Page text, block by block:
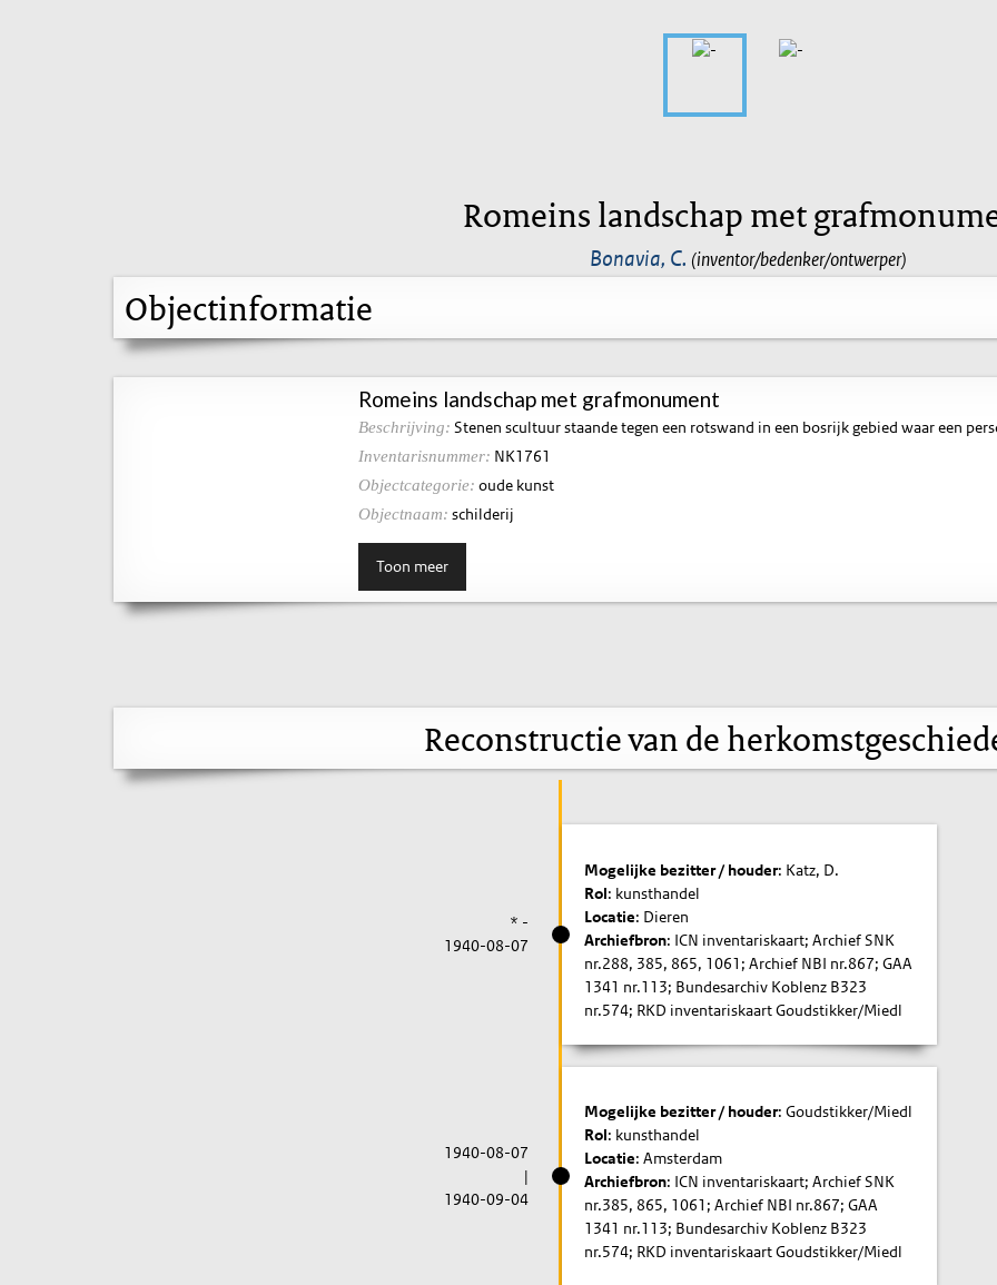
Romeins landschap met
Bonavia, C. (inventor/bedenker/ontwerper)
Objectinformatie
Romeins landschap met grafmonument
Beschrijving: Stenen scultuur staande tegen een rotswand in een bosrijk gebied waar een
Inventarisnummer: NK1761
Objectcategorie: oude kunst
Objectnaam: schilderij
Toon meer
Reconstructie van de
* -
1940-08-07
Mogelijke bezitter / houder: Katz, D.
Rol: kunsthandel
Locatie: Dieren
Archiefbron: ICN inventariskaart; Archief SNK
nr.288, 385, 865, 1061; Archief NBI nr.867; GAA
1341 nr.113; Bundesarchiv Koblenz B323
nr.574; RKD inventariskaart Goudstikker/Miedl
1940-08-07
|
1940-09-04
Mogelijke bezitter / houder: Goudstikker/Miedl
Rol: kunsthandel
Locatie: Amsterdam
Archiefbron: ICN inventariskaart; Archief SNK
nr.385, 865, 1061; Archief NBI nr.867; GAA
1341 nr.113; Bundesarchiv Koblenz B323
nr.574; RKD inventariskaart Goudstikker/Miedl